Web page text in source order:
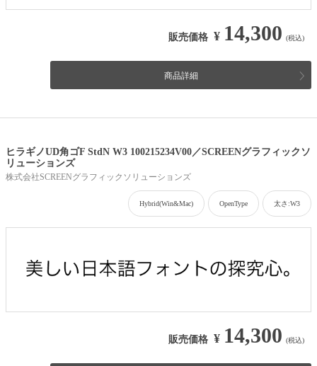
販売価格 ¥ 14,300 (税込)
商品詳細
ヒラギノUD角ゴF StdN W3 100215234V00／SCREENグラフィックソ
リューションズ
株式会社SCREENグラフィックソリューションズ
Hybrid(Win&Mac) OpenType 太さ:W3
販売価格 ¥ 14,300 (税込)